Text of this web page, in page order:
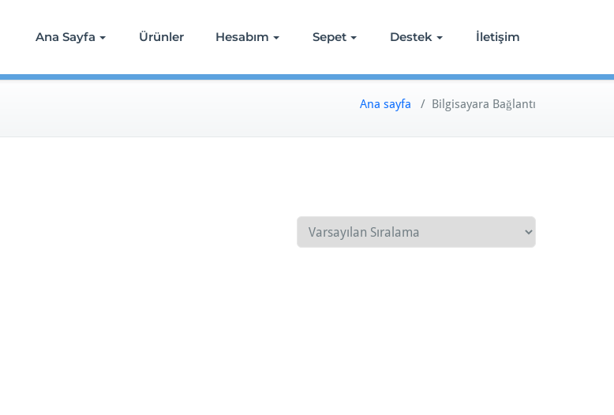
Ana Sayfa Ürünler Hesabım Sepet Destek İletişim
Ana sayfa / Bilgisayara Bağlantı